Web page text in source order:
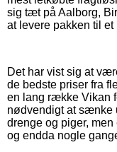
sig tæt på Aalborg,
at levere pakken til
Det har vist sig at
de bedste priser fra
en lang række Vikan
nødvendigt at sænke
drenge og piger,
og endda nogle